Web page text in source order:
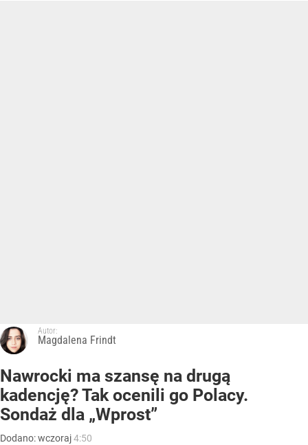
Autor:
Magdalena Frindt
Nawrocki ma szansę na drugą
kadencję? Tak ocenili go Polacy.
Sondaż dla „Wprost”
Dodano:wczoraj4:50